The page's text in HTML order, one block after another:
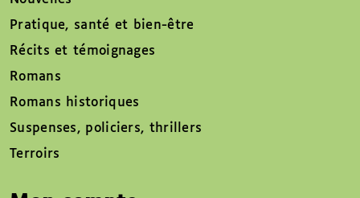
Pratique, santé et bien-être
Récits et témoignages
Romans
Romans historiques
Suspenses, policiers, thrillers
Terroirs